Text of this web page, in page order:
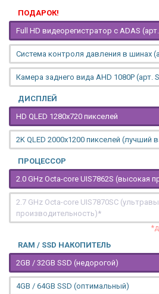
ПОДАРОК!
Full HD видеорегистратор с ADAS
Система контроля давления в шинах
Камера заднего вида AHD 1080P (арт.
ДИСПЛЕЙ
HD QLED 1280x720 пикселей
2K QLED 2000х1200 пикселей (лучший
ПРОЦЕССОР
2.0 GHz Octa-core UIS7862S (высокая
2.7 GHz Octa-core UIS7870SC
производительность)*
RAM / SSD НАКОПИТЕЛЬ
2GB / 32GB SSD (недорогой)
4GB / 64GB SSD (оптимальный)